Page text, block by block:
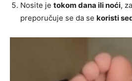
Nosite je tokom dana ili noći,
preporučuje se da se koristi